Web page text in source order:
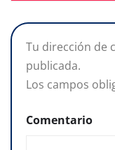
Tu dirección de
publicada.
Los campos
Comentario